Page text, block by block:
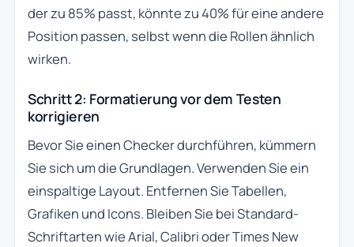
der zu 85% passt, könnte zu 40% für eine andere
Position passen, selbst wenn die Rollen ähnlich
wirken.
Schritt 2: Formatierung vor dem Testen
korrigieren
Bevor Sie einen Checker durchführen, kümmern
Sie sich um die Grundlagen. Verwenden Sie ein
einspaltige Layout. Entfernen Sie Tabellen,
Grafiken und Icons. Bleiben Sie bei Standard-
Schriftarten wie Arial, Calibri oder Times New